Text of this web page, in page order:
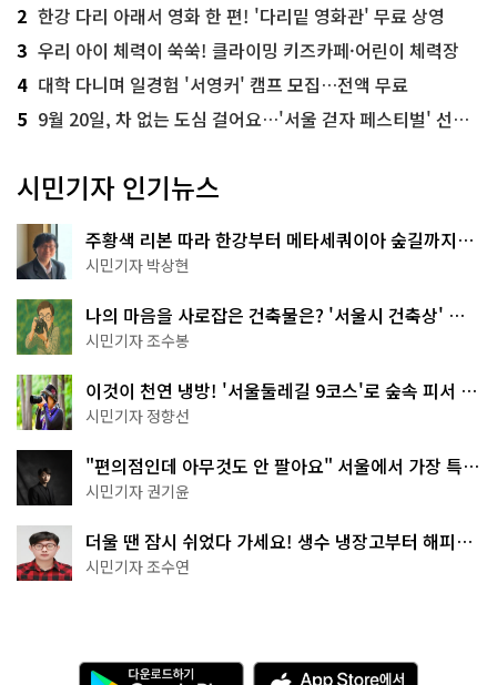
2 한강 다리 아래서 영화 한 편! '다리밑 영화관' 무료 상영
3 우리 아이 체력이 쑥쑥! 클라이밍 키즈카페·어린이 체력장
4 대학 다니며 일경험 '서영커' 캠프 모집…전액 무료
5 9월 20일, 차 없는 도심 걸어요…'서울 걷자 페스티벌' 선착순 5천명
시민기자 인기뉴스
주황색 리본 따라 한강부터 메타세쿼이아 숲길까지…
서울둘레길 15코스
시민기자 박상현
나의 마음을 사로잡은 건축물은? '서울시 건축상' 수
상작 공개!
시민기자 조수봉
이것이 천연 냉방! '서울둘레길 9코스'로 숲속 피서 떠
나볼까
시민기자 정향선
"편의점인데 아무것도 안 팔아요" 서울에서 가장 특별
한 편의점의 정체
시민기자 권기윤
더울 땐 잠시 쉬었다 가세요! 생수 냉장고부터 해피소
·무더위쉼터까지
시민기자 조수연
다 A